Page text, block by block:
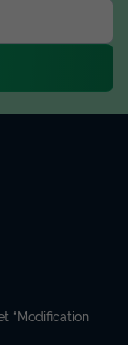
“Modification